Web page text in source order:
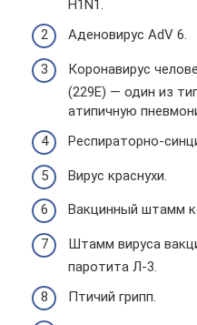
H1N1.
Аденовирус AdV 6.
Коронавирус
(229E) — один из
атипичную
Респираторно-
Вирус краснухи.
Вакцинный штамм
Штамм вируса
паротита Л-3.
Птичий грипп.